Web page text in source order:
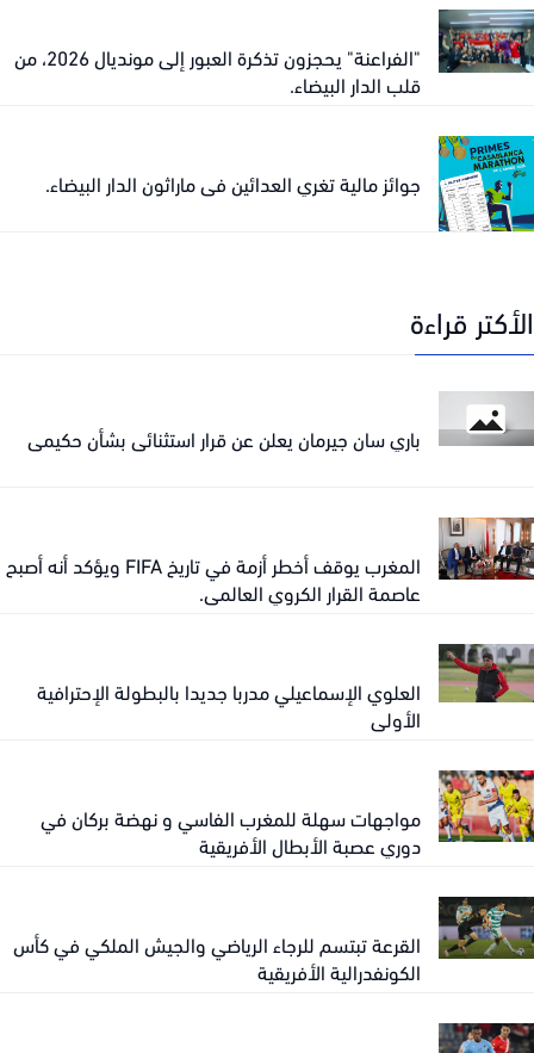
"الفراعنة" يحجزون تذكرة العبور إلى مونديال 2026، من
قلب الدار البيضاء.
جوائز مالية تغري العدائين في ماراثون الدار البيضاء.
قراءة
باري سان جيرمان يعلن عن قرار استثنائي بشأن حكيمي
المغرب يوقف أخطر أزمة في تاريخ FIFA ويؤكد أنه أصبح
عاصمة القرار الكروي العالمي.
العلوي الإسماعيلي مدربا جديدا بالبطولة الإحترافية
الأولى
مواجهات سهلة للمغرب الفاسي و نهضة بركان في
دوري عصبة الأبطال الأفريقية
القرعة تبتسم للرجاء الرياضي والجيش الملكي في كأس
الكونفدرالية الأفريقية